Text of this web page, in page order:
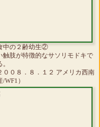
中の２齢幼生②
触肢が特徴的なサソリモドキで
００８．８．１２ アメリカ西南
/WF1）